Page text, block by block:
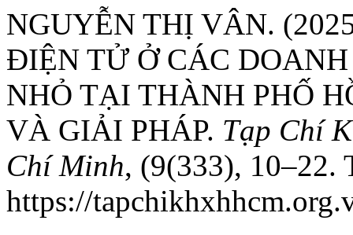
NGUYỄN THỊ VÂN.
ĐIỆN TỬ Ở CÁC
NHỎ TẠI THÀNH PHỐ
VÀ GIẢI PHÁP. Tạp Chí
Chí Minh, (9(333), 10–22.
https://